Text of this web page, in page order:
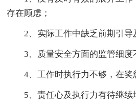
存在顾虑；
2、实际工作中缺乏前期引导
3、质量安全方面的监管细度
4、工作时执行力不够，在奖
5、责任心及执行力有待继续